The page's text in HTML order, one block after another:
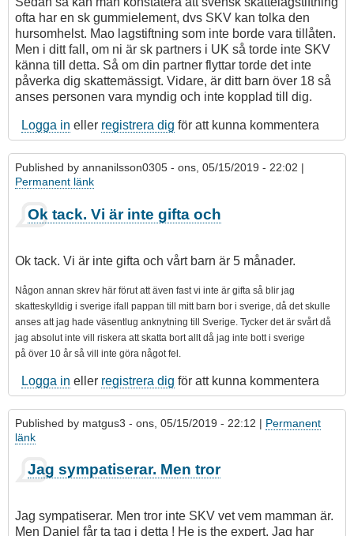
ofta har en sk gummielement, dvs SKV kan tolka den
hursomhelst. Mao lagstiftning som inte borde vara tillåten.
Men i ditt fall, om ni är sk partners i UK så torde inte SKV
känna till detta. Så om din partner flyttar torde det inte
påverka dig skattemässigt. Vidare, är ditt barn över 18 så
anses personen vara myndig och inte kopplad till dig.
Logga in eller registrera dig för att kunna kommentera
Published by annanilsson0305 - ons, 05/15/2019 - 22:02 |
Permanent länk
Ok tack. Vi är inte gifta och
Ok tack. Vi är inte gifta och vårt barn är 5 månader.
Någon annan skrev här förut att även fast vi inte är gifta så blir jag
skatteskylldig i sverige ifall pappan till mitt barn bor i sverige, då det skulle
anses att jag hade väsentlug anknytning till Sverige. Tycker det är svårt då
jag absolut inte vill riskera att skatta bort allt då jag inte bott i sverige
på över 10 år så vill inte göra något fel.
Logga in eller registrera dig för att kunna kommentera
Published by matgus3 - ons, 05/15/2019 - 22:12 | Permanent
länk
Jag sympatiserar. Men tror
Jag sympatiserar. Men tror inte SKV vet vem mamman är.
Men Daniel får ta tag i detta ! He is the expert. Jag har